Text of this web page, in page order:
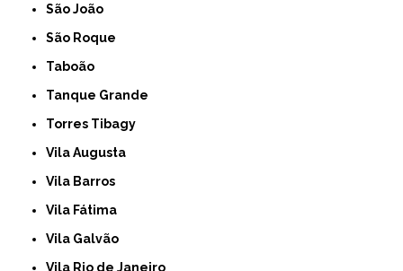
São João
São Roque
Taboão
Tanque Grande
Torres Tibagy
Vila Augusta
Vila Barros
Vila Fátima
Vila Galvão
Vila Rio de Janeiro